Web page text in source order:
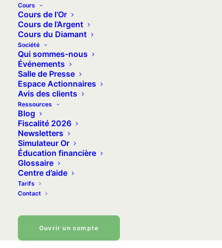
Cours
Cours de l’Or
Cours de l’Argent
Cours du Diamant
Société
Qui sommes-nous
Événements
Salle de Presse
Espace Actionnaires
Avis des clients
Ressources
Blog
Fiscalité 2026
Newsletters
Simulateur Or
Éducation financière
Glossaire
Centre d’aide
Tarifs
Contact
Ouvrir un compte